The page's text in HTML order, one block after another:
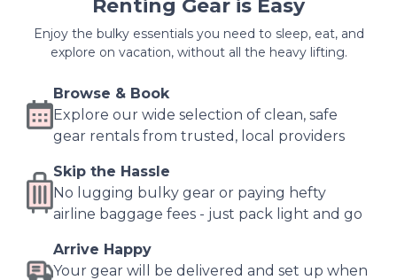
Renting Gear is Easy
Enjoy the bulky essentials you need to sleep, eat, and
explore on vacation, without all the heavy lifting.
Browse & Book
Explore our wide selection of clean, safe
gear rentals from trusted, local providers
Skip the Hassle
No lugging bulky gear or paying hefty
airline baggage fees - just pack light and go
Arrive Happy
Your gear will be delivered and set up when